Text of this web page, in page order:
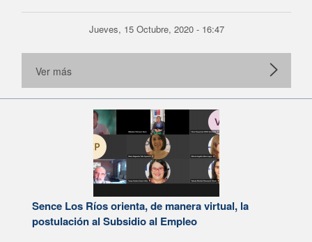
Jueves, 15 Octubre, 2020 - 16:47
Ver más
Sence Los Ríos orienta, de manera virtual, la
postulación al Subsidio al Empleo